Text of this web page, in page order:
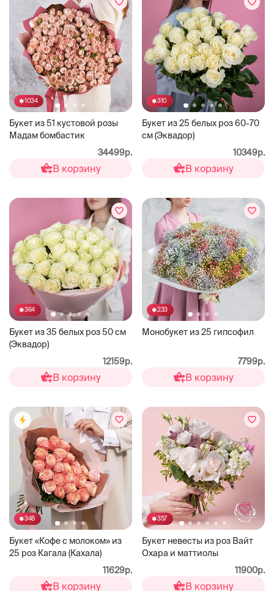
1034
Букет из 51 кустовой розы
Мадам бомбастик
34499р.
В корзину
310
Букет из 25 белых роз 60-70
см (Эквадор)
10349р.
В корзину
364
Букет из 35 белых роз 50 см
(Эквадор)
12159р.
В корзину
233
Монобукет из 25 гипсофил
7799р.
В корзину
348
Букет «Кофе с молоком» из
25 роз Кагала (Кахала)
11629р.
В корзину
357
Букет невесты из роз Вайт
Охара и маттиолы
11900р.
В корзину